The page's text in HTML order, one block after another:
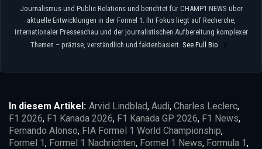
Journalismus und Public Relations und berichtet für CHAMP1 NEWS über
aktuelle Entwicklungen in der Formel 1. Ihr Fokus liegt auf Recherche,
internationaler Presseschau und der journalistischen Aufbereitung komplexer
Themen – präzise, verständlich und faktenbasiert. See Full Bio
In diesem Artikel: Arvid Lindblad, Audi, Charles Leclerc,
F1 2026, F1 Kanada 2026, F1 Kanada GP 2026, F1 News,
Fernando Alonso, FIA Formel 1 World Championship,
Formel 1, Formel 1 Nachrichten, Formel 1 News, Formula 1,